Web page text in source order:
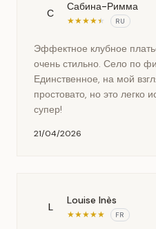
С
Сабина-Римма
★★★★★ RU
Эффектное клубное
очень стильно. Село по
Единственное, на мой
простовато, но это легко
супер!
21/04/2026
L
Louise Inès
★★★★★ FR